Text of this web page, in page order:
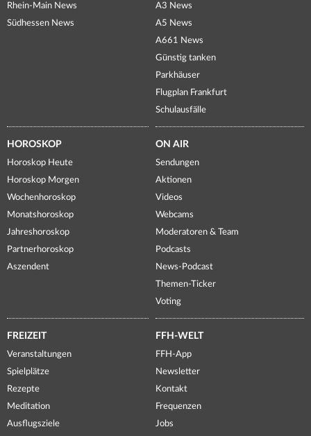
Rhein-Main News
Südhessen News
A3 News
A5 News
A661 News
Günstig tanken
Parkhäuser
Flugplan Frankfurt
Schulausfälle
HOROSKOP
Horoskop Heute
Horoskop Morgen
Wochenhoroskop
Monatshoroskop
Jahreshoroskop
Partnerhoroskop
Aszendent
ON AIR
Sendungen
Aktionen
Videos
Webcams
Moderatoren & Team
Podcasts
News-Podcast
Themen-Ticker
Voting
FREIZEIT
Veranstaltungen
Spielplätze
Rezepte
Meditation
Ausflugsziele
FFH-WELT
FFH-App
Newsletter
Kontakt
Frequenzen
Jobs